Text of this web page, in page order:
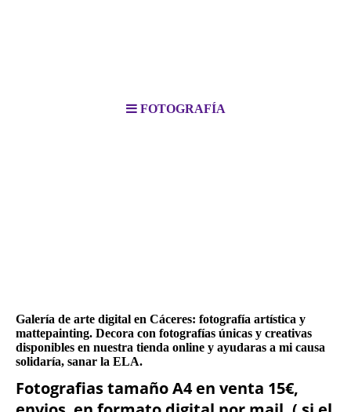
FOTOGRAFÍA
Galería de arte digital en Cáceres: fotografía artística y
mattepainting. Decora con fotografías únicas y creativas
disponibles en nuestra tienda online y ayudaras a mi causa
solidaría, sanar la ELA.
Fotografias tamaño A4 en venta 15€,